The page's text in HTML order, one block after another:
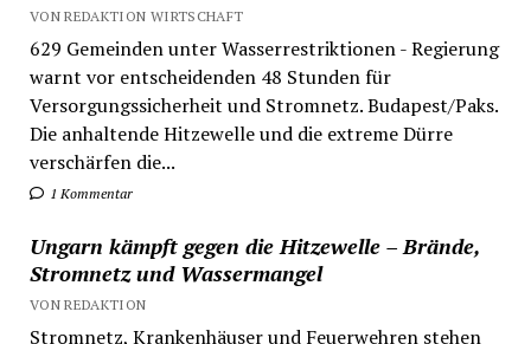
VON REDAKTION WIRTSCHAFT
629 Gemeinden unter Wasserrestriktionen - Regierung
warnt vor entscheidenden 48 Stunden für
Versorgungssicherheit und Stromnetz. Budapest/Paks.
Die anhaltende Hitzewelle und die extreme Dürre
verschärfen die...
1 Kommentar
Ungarn kämpft gegen die Hitzewelle – Brände,
Stromnetz und Wassermangel
VON REDAKTION
Stromnetz, Krankenhäuser und Feuerwehren stehen